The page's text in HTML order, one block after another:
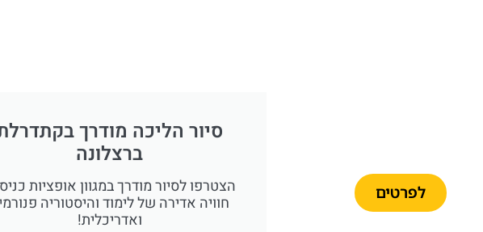
לפרטים
סיור הליכה מודרך
ברצלונה
הצטרפו לסיור מודרך במגוון אופציות
חוויה אדירה של לימוד והיסטוריה
ואדריכלית!